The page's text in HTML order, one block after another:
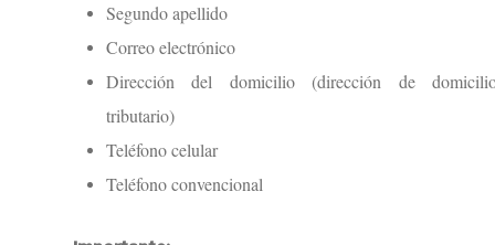
Segundo apellido
Correo electrónico
Dirección del domicilio (dirección de
tributario)
Teléfono celular
Teléfono convencional